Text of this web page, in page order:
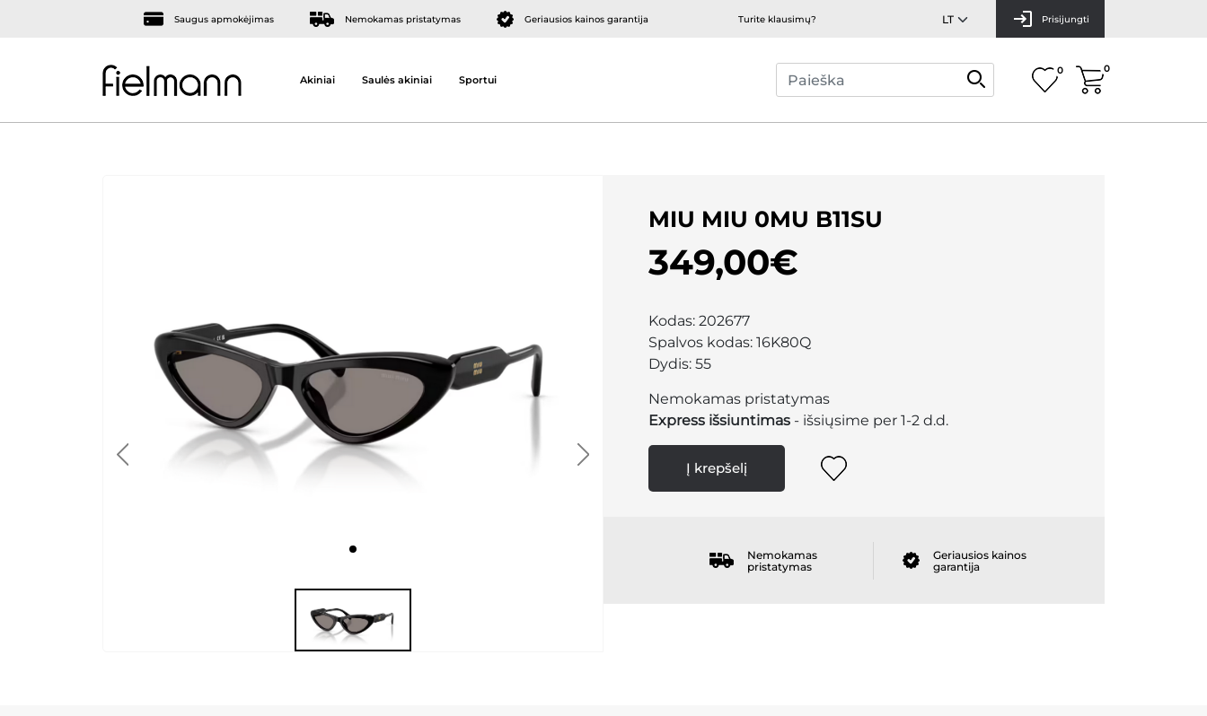
Saugus apmokėjimas Nemokamas pristatymas Geriausios kainos garantija Turite klausimų? Prisijungti
Akiniai Saulės akiniai Sportui
0 0
MIU MIU 0MU B11SU
349,00€
Kodas: 202677
Spalvos kodas: 16K80Q
Dydis: 55
Nemokamas pristatymas
Express išsiuntimas - išsiųsime per 1-2 d.d.
Į krepšelį
Nemokamas
pristatymas
Geriausios kainos
garantija